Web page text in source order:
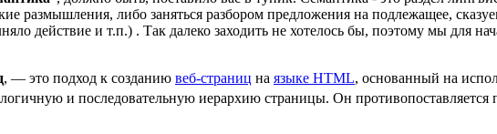
размышления, либо заняться разбором предложения на подлежащее,
действие и т.п.) . Так далеко заходить не хотелось бы, поэтому мы для
, — это подход к созданию веб-страниц на языке HTML, основанный на
и последовательную иерархию страницы. Он